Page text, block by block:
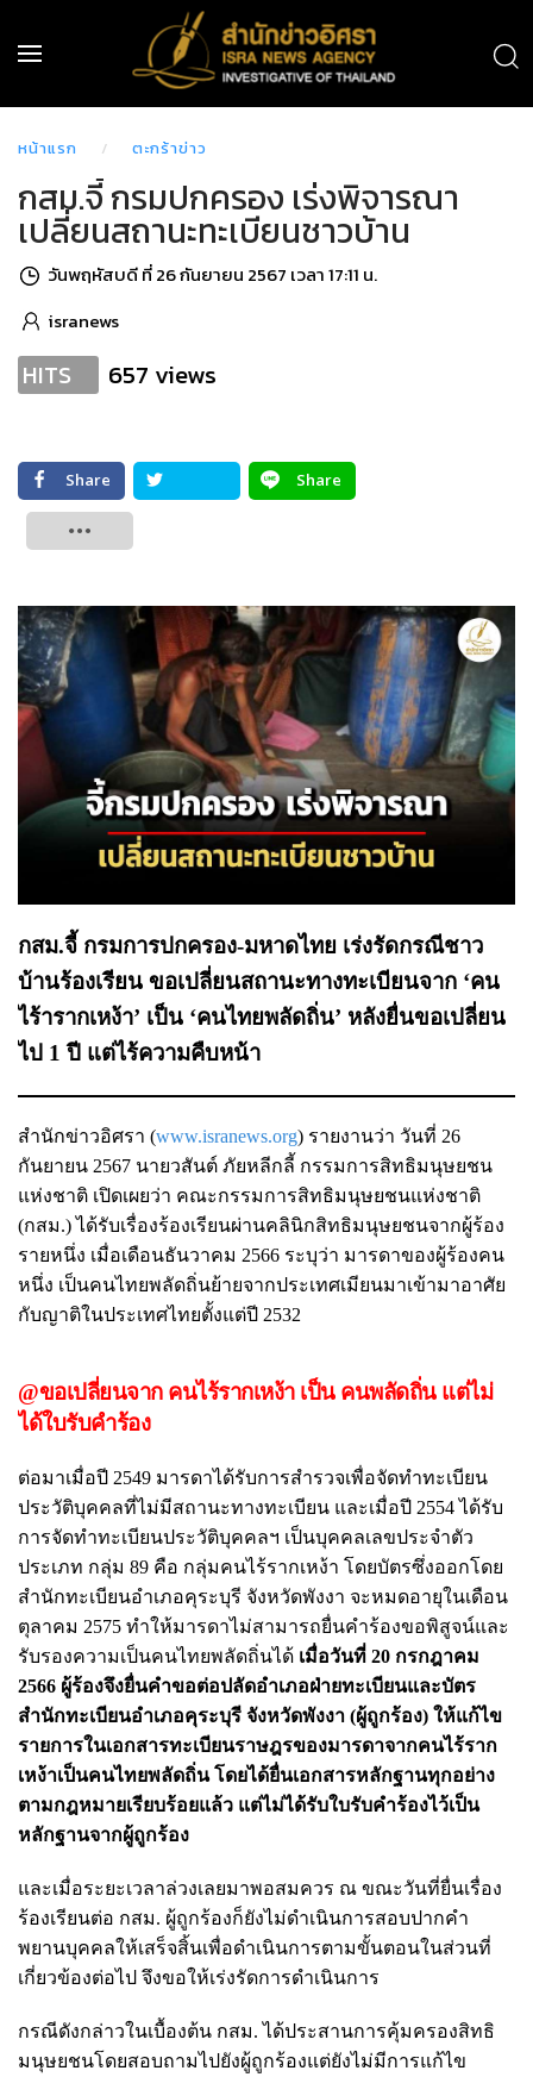
หน้าแรก ตะกร้าข่าว
กสม.จี้ กรมปกครอง เร่งพิจารณา
เปลี่ยนสถานะทะเบียนชาวบ้าน
วันพฤหัสบดี ที่ 26 กันยายน 2567 เวลา 17:11 น.
isranews
HITS 657 views
Share
Share
กสม.จี้ กรมการปกครอง-มหาดไทย เร่งรัดกรณีชาว
บ้านร้องเรียน ขอเปลี่ยนสถานะทางทะเบียนจาก ‘คน
ไร้ารากเหง้า’ เป็น ‘คนไทยพลัดถิ่น’ หลังยื่นขอเปลี่ยน
ไป 1 ปี แต่ไร้ความคืบหน้า
สำนักข่าวอิศรา (www.isranews.org) รายงานว่า วันที่ 26
กันยายน 2567 นายวสันต์ ภัยหลีกลี้ กรรมการสิทธิมนุษยชน
แห่งชาติ เปิดเผยว่า คณะกรรมการสิทธิมนุษยชนแห่งชาติ
(กสม.) ได้รับเรื่องร้องเรียนผ่านคลินิกสิทธิมนุษยชนจากผู้ร้อง
รายหนึ่ง เมื่อเดือนธันวาคม 2566 ระบุว่า มารดาของผู้ร้องคน
หนึ่ง เป็นคนไทยพลัดถิ่นย้ายจากประเทศเมียนมาเข้ามาอาศัย
กับญาติในประเทศไทยตั้งแต่ปี 2532
@ขอเปลี่ยนจาก คนไร้รากเหง้า เป็น คนพลัดถิ่น แต่ไม่
ได้ใบรับคำร้อง
ต่อมาเมื่อปี 2549 มารดาได้รับการสำรวจเพื่อจัดทำทะเบียน
ประวัติบุคคลที่ไม่มีสถานะทางทะเบียน และเมื่อปี 2554 ได้รับ
การจัดทำทะเบียนประวัติบุคคลฯ เป็นบุคคลเลขประจำตัว
ประเภท กลุ่ม 89 คือ กลุ่มคนไร้รากเหง้า โดยบัตรซึ่งออกโดย
สำนักทะเบียนอำเภอคุระบุรี จังหวัดพังงา จะหมดอายุในเดือน
ตุลาคม 2575 ทำให้มารดาไม่สามารถยื่นคำร้องขอพิสูจน์และ
รับรองความเป็นคนไทยพลัดถิ่นได้ เมื่อวันที่ 20 กรกฎาคม
2566 ผู้ร้องจึงยื่นคำขอต่อปลัดอำเภอฝ่ายทะเบียนและบัตร
สำนักทะเบียนอำเภอคุระบุรี จังหวัดพังงา (ผู้ถูกร้อง) ให้แก้ไข
รายการในเอกสารทะเบียนราษฎรของมารดาจากคนไร้ราก
เหง้าเป็นคนไทยพลัดถิ่น โดยได้ยื่นเอกสารหลักฐานทุกอย่าง
ตามกฎหมายเรียบร้อยแล้ว แต่ไม่ได้รับใบรับคำร้องไว้เป็น
หลักฐานจากผู้ถูกร้อง
และเมื่อระยะเวลาล่วงเลยมาพอสมควร ณ ขณะวันที่ยื่นเรื่อง
ร้องเรียนต่อ กสม. ผู้ถูกร้องก็ยังไม่ดำเนินการสอบปากคำ
พยานบุคคลให้เสร็จสิ้นเพื่อดำเนินการตามขั้นตอนในส่วนที่
เกี่ยวข้องต่อไป จึงขอให้เร่งรัดการดำเนินการ
กรณีดังกล่าวในเบื้องต้น กสม. ได้ประสานการคุ้มครองสิทธิ
มนุษยชนโดยสอบถามไปยังผู้ถูกร้องแต่ยังไม่มีการแก้ไข